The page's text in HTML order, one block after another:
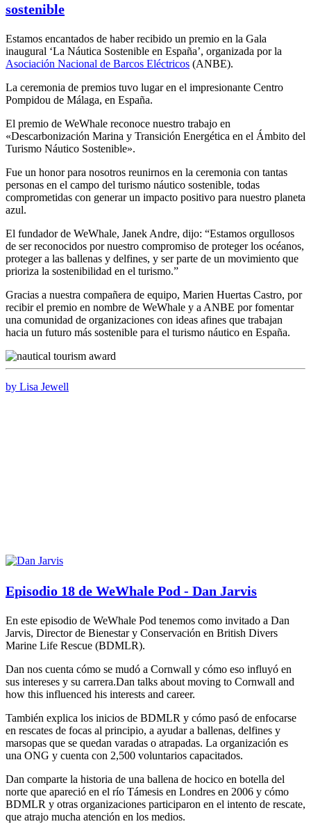
sostenible
Estamos encantados de haber recibido un premio en la Gala
inaugural ‘La Náutica Sostenible en España’, organizada por la
Asociación Nacional de Barcos Eléctricos (ANBE).
La ceremonia de premios tuvo lugar en el impresionante Centro
Pompidou de Málaga, en España.
El premio de WeWhale reconoce nuestro trabajo en
«Descarbonización Marina y Transición Energética en el Ámbito del
Turismo Náutico Sostenible».
Fue un honor para nosotros reunirnos en la ceremonia con tantas
personas en el campo del turismo náutico sostenible, todas
comprometidas con generar un impacto positivo para nuestro planeta
azul.
El fundador de WeWhale, Janek Andre, dijo: “Estamos orgullosos
de ser reconocidos por nuestro compromiso de proteger los océanos,
proteger a las ballenas y delfines, y ser parte de un movimiento que
prioriza la sostenibilidad en el turismo.”
Gracias a nuestra compañera de equipo, Marien Huertas Castro, por
recibir el premio en nombre de WeWhale y a ANBE por fomentar
una comunidad de organizaciones con ideas afines que trabajan
hacia un futuro más sostenible para el turismo náutico en España.
by Lisa Jewell
Episodio 18 de WeWhale Pod - Dan Jarvis
En este episodio de WeWhale Pod tenemos como invitado a Dan
Jarvis, Director de Bienestar y Conservación en British Divers
Marine Life Rescue (BDMLR).
Dan nos cuenta cómo se mudó a Cornwall y cómo eso influyó en
sus intereses y su carrera.Dan talks about moving to Cornwall and
how this influenced his interests and career.
También explica los inicios de BDMLR y cómo pasó de enfocarse
en rescates de focas al principio, a ayudar a ballenas, delfines y
marsopas que se quedan varadas o atrapadas. La organización es
una ONG y cuenta con 2,500 voluntarios capacitados.
Dan comparte la historia de una ballena de hocico en botella del
norte que apareció en el río Támesis en Londres en 2006 y cómo
BDMLR y otras organizaciones participaron en el intento de rescate,
que atrajo mucha atención en los medios.